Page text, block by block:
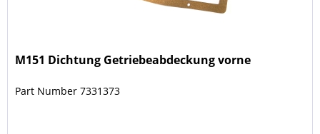
M151 Dichtung Getriebeabdeckung vorne
Part Number 7331373